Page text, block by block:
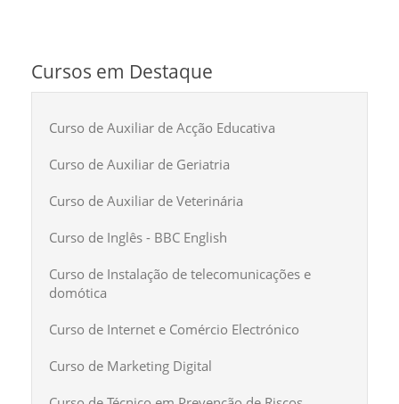
Cursos em Destaque
Curso de Auxiliar de Acção Educativa
Curso de Auxiliar de Geriatria
Curso de Auxiliar de Veterinária
Curso de Inglês - BBC English
Curso de Instalação de telecomunicações e
domótica
Curso de Internet e Comércio Electrónico
Curso de Marketing Digital